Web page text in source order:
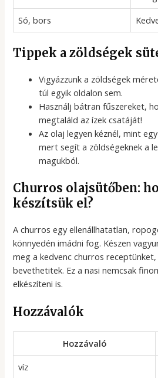
Só, bors
Tippek a zöldségek
Vigyázzunk a zöldségek
túl egyik oldalon sem.
Használj bátran fűszereket,
megtaláld az ízek csatáját!
Az olaj legyen kéznél, mint
mert segít a zöldségeknek a
magukból.
Churros olajsütőben:
készítsük el?
A churros egy ellenállhatatlan,
könnyedén imádni fog. Készen
meg a kedvenc churros
bevethetitek. Ez a nasi nemcsak
elkészíteni is.
Hozzávalók
Hozzávaló
víz